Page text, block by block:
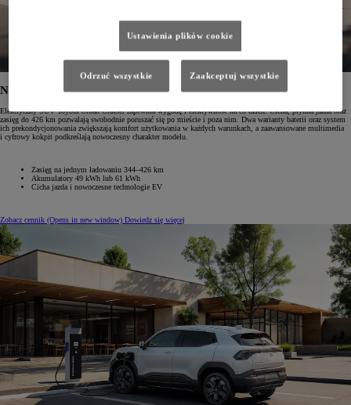
Nowy Urban Cruiser
Elektryczny SUV Toyota Urban Cruiser zapewnia wygodę i efektywność na co dzień. Cicha, płynna jazda oraz
zasięg do 426 km pozwalają swobodnie poruszać się po mieście i poza nim. Dwa warianty baterii oraz system
ich prekondycjonowania zwiększają komfort użytkowania w każdych warunkach, a zaawansowane multimedia
i cyfrowy kokpit podkreślają nowoczesny charakter modelu.
Zasięg na jednym ładowaniu 344–426 km
Akumulatory 49 kWh lub 61 kWh
Cicha jazda i nowoczesne technologie EV
Zobacz cennik (Opens in new window) Dowiedz się więcej
Ustawienia plików cookie
Odrzuć wszystkie Zaakceptuj wszystkie